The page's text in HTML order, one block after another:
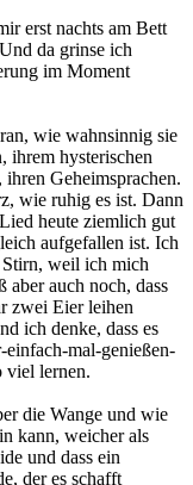
erst nachts am Bett
da grinse ich
im Moment
wie wahnsinnig sie
ihrem hysterischen
Geheimsprachen.
wie ruhig es ist. Dann
heute ziemlich gut
aufgefallen ist. Ich
Stirn, weil ich mich
aber auch noch, dass
zwei Eier leihen
ich denke, dass es
einfach-mal-genießen-
viel lernen.
die Wange und wie
kann, weicher als
und dass ein
der es schafft